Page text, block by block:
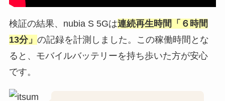
検証の結果、nubia S 5Gは連続再生時間「６時間
13分」 の記録を計測しました。この稼働時間とな
ると、モバイルバッテリーを持ち歩いた方が安心
です。